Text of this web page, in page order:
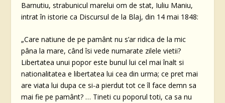
Barnutiu, strabunicul marelui om de stat, Iuliu Maniu,
intrat în istorie ca Discursul de la Blaj, din 14 mai 1848:
„Care natiune de pe pamânt nu s’ar ridica de la mic
pâna la mare, când îsi vede numarate zilele vietii?
Libertatea unui popor este bunul lui cel mai înalt si
nationalitatea e libertatea lui cea din urma; ce pret mai
are viata lui dupa ce si-a pierdut tot ce îl face demn sa
mai fie pe pamânt? … Tineti cu poporul toti, ca sa nu